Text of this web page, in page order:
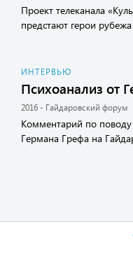
Проект телеканала
предстают герои
ИНТЕРВЬЮ
Психоанализ от
Комментарий по
Германа Грефа на
2016 - Гайдаровский форум